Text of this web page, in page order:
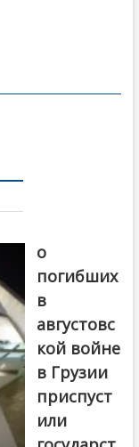
о
погибших
в
августовс
кой войне
в Грузии
приспуст
или